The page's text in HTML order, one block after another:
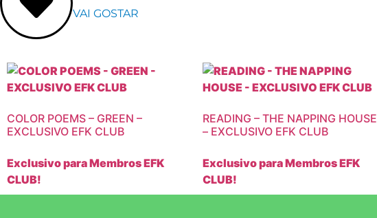
VAI GOSTAR
COLOR POEMS – GREEN –
EXCLUSIVO EFK CLUB
Exclusivo para Membros EFK
CLUB!
READING – THE NAPPING HOUSE
– EXCLUSIVO EFK CLUB
Exclusivo para Membros EFK
CLUB!